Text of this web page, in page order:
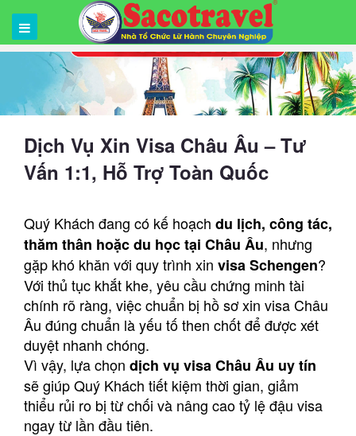
Dịch Vụ Xin Visa Châu Âu – Tư
Vấn 1:1, Hỗ Trợ Toàn Quốc
Quý Khách đang có kế hoạch du lịch, công tác,
thăm thân hoặc du học tại Châu Âu, nhưng
gặp khó khăn với quy trình xin visa Schengen?
Với thủ tục khắt khe, yêu cầu chứng minh tài
chính rõ ràng, việc chuẩn bị hồ sơ xin visa Châu
Âu đúng chuẩn là yếu tố then chốt để được xét
duyệt nhanh chóng.
Vì vậy, lựa chọn dịch vụ visa Châu Âu uy tín
sẽ giúp Quý Khách tiết kiệm thời gian, giảm
thiểu rủi ro bị từ chối và nâng cao tỷ lệ đậu visa
ngay từ lần đầu tiên.